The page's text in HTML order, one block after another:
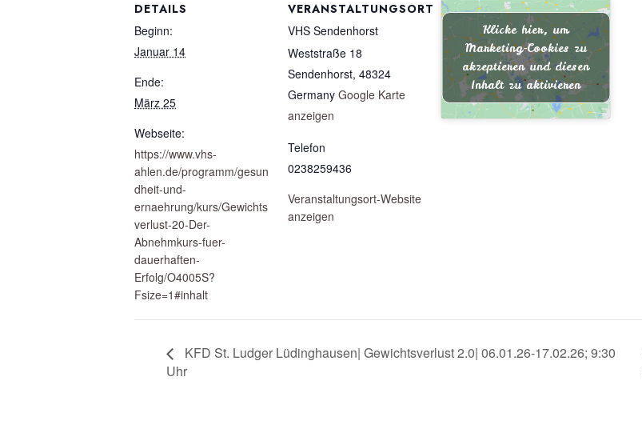
DETAILS
Beginn:
Januar 14
Ende:
März 25
Webseite:
https://www.vhs-
ahlen.de/programm/gesun
dheit-und-
ernaehrung/kurs/Gewichts
verlust-20-Der-
Abnehmkurs-fuer-
dauerhaften-
Erfolg/O4005S?
Fsize=1#inhalt
VERANSTALTUNGSORT
VHS Sendenhorst
Weststraße 18
Sendenhorst, 48324
Germany Google Karte
anzeigen
Telefon
0238259436
Veranstaltungsort-Website
anzeigen
Klicke hier, um
Marketing-Cookies zu
akzeptieren und diesen
Inhalt zu aktivieren
KFD St. Ludger Lüdinghausen| Gewichtsverlust 2.0| 06.01.26-17.02.26; 9:30
Uhr